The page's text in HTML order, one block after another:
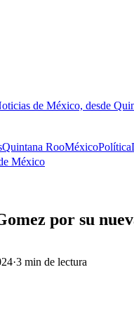
de México, desde
Quintana RooMéxicoPolítica
México
por su
·3 min de lectura